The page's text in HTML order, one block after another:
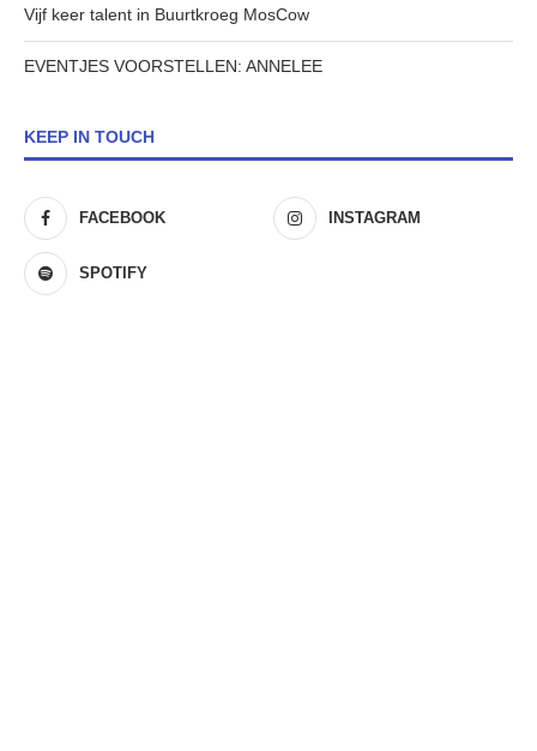
Vijf keer talent in Buurtkroeg MosCow
EVENTJES VOORSTELLEN: ANNELEE
KEEP IN TOUCH
FACEBOOK INSTAGRAM
SPOTIFY